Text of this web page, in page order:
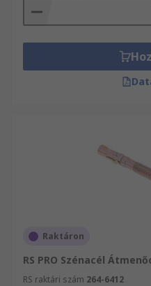
Raktáron
RS PRO Szénacél
RS raktári szám 264-6412